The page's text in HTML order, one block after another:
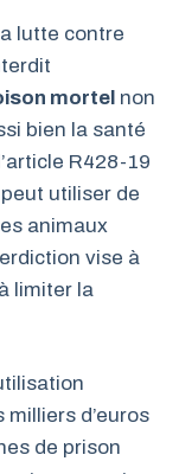
lutte contre
mortel non
bien la santé
R428-19
utiliser de
animaux
vise à
limiter la
d’euros
de prison